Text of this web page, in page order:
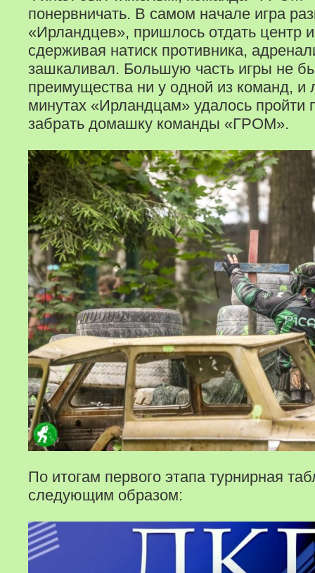
понервничать. В самом начале игра
«Ирландцев», пришлось отдать центр
сдерживая натиск противника,
зашкаливал. Большую часть игры не
преимущества ни у одной из команд, и
минутах «Ирландцам» удалось пройти
забрать домашку команды «ГРОМ».
По итогам первого этапа турнирная
следующим образом: